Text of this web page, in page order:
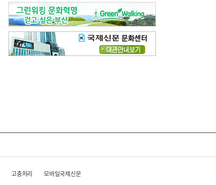
우리 결혼해요-[전체보기]
우리 결혼해요- 김홍윤·정세빈 커플
고충처리
모바일국제신문